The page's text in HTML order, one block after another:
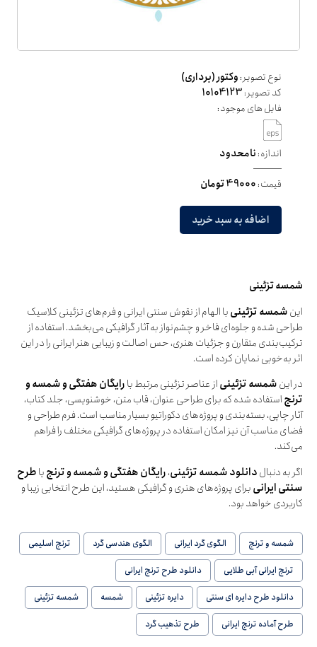
نوع تصویر:وکتور (برداری)
کد تصویر:10104123
فایل های موجود:
اندازه:نامحدود
قیمت:49000 تومان
اضافه به سبد خرید
شمسه تزئینی
اینشمسه تزئینیبا الهام از نقوش سنتی ایرانی و فرم‌های تزئینی کلاسیک
طراحی شده و جلوه‌ای فاخر و چشم‌نواز به آثار گرافیکی می‌بخشد. استفاده از
ترکیب‌بندی متقارن و جزئیات هنری، حس اصالت و زیبایی هنر ایرانی را در این
اثر به‌خوبی نمایان کرده است.
در اینشمسه تزئینیاز عناصر تزئینی مرتبط بارایگان هفتگی و شمسه و
ترنجاستفاده شده که برای طراحی عنوان، قاب متن، خوشنویسی، جلد کتاب،
آثار چاپی، بسته‌بندی و پروژه‌های دکوراتیو بسیار مناسب است. فرم طراحی و
فضای مناسب آن نیز امکان استفاده در پروژه‌های گرافیکی مختلف را فراهم
می‌کند.
اگر به دنبالدانلود شمسه تزئینی،رایگان هفتگی و شمسه و ترنجیاطرح
سنتی ایرانیبرای پروژه‌های هنری و گرافیکی هستید، این طرح انتخابی زیبا و
کاربردی خواهد بود.
شمسه و ترنج الگوی گرد ایرانی الگوی هندسی گرد
ترنج اسلیمی
ترنج ایرانی آبی طلایی
دانلود طرح ترنج ایرانی
دانلود طرح دایره ای سنتی
دایره تزئینی شمسه
شمسه تزئینی
طرح آماده ترنج ایرانی
طرح تذهیب گرد